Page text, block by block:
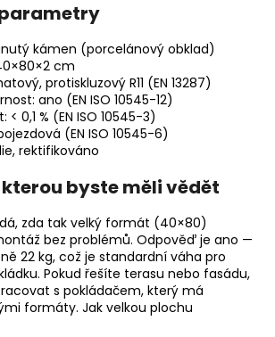
kámen (porcelánový obklad)
cm
protiskluzový R11 (EN 13287)
ano (EN ISO 10545-12)
< 0,1 % (EN ISO 10545-3)
(EN ISO 10545-6)
rektifikováno
byste měli vědět
zda tak velký formát (40×80)
bez problémů. Odpověď je ano —
22 kg, což je standardní váha pro
Pokud řešíte terasu nebo fasádu,
s pokládačem, který má
formáty. Jak velkou plochu